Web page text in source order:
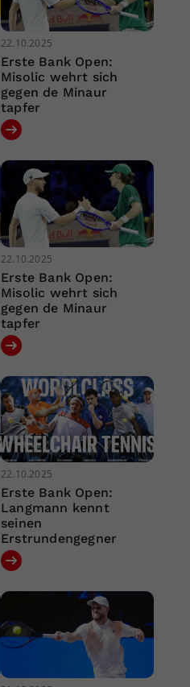
22.10.2025
Erste Bank Open:
Misolic wehrt sich
gegen de Minaur
tapfer
22.10.2025
Erste Bank Open:
Misolic wehrt sich
gegen de Minaur
tapfer
22.10.2025
Erste Bank Open:
Langmann kennt
seinen
Erstrundengegner